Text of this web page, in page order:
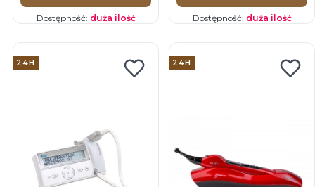
Dostępność: duża ilość Dostępność: duża ilość
24H 24H